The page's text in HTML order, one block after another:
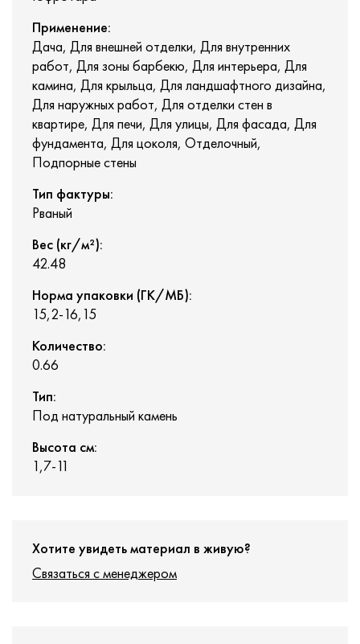
Применение:
Дача, Для внешней отделки, Для внутренних
работ, Для зоны барбекю, Для интерьера, Для
камина, Для крыльца, Для ландшафтного дизайна,
Для наружных работ, Для отделки стен в
квартире, Для печи, Для улицы, Для фасада, Для
фундамента, Для цоколя, Отделочный,
Подпорные стены
Тип фактуры:
Рваный
Вес (кг/м²):
42.48
Норма упаковки (ГК/МБ):
15,2-16,15
Количество:
0.66
Тип:
Под натуральный камень
Высота см:
1,7-11
Хотите увидеть материал в живую?
Связаться с менеджером